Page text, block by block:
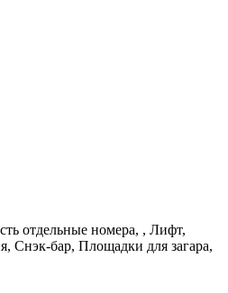
отдельные номера, , Лифт,
Снэк-бар, Площадки для загара,